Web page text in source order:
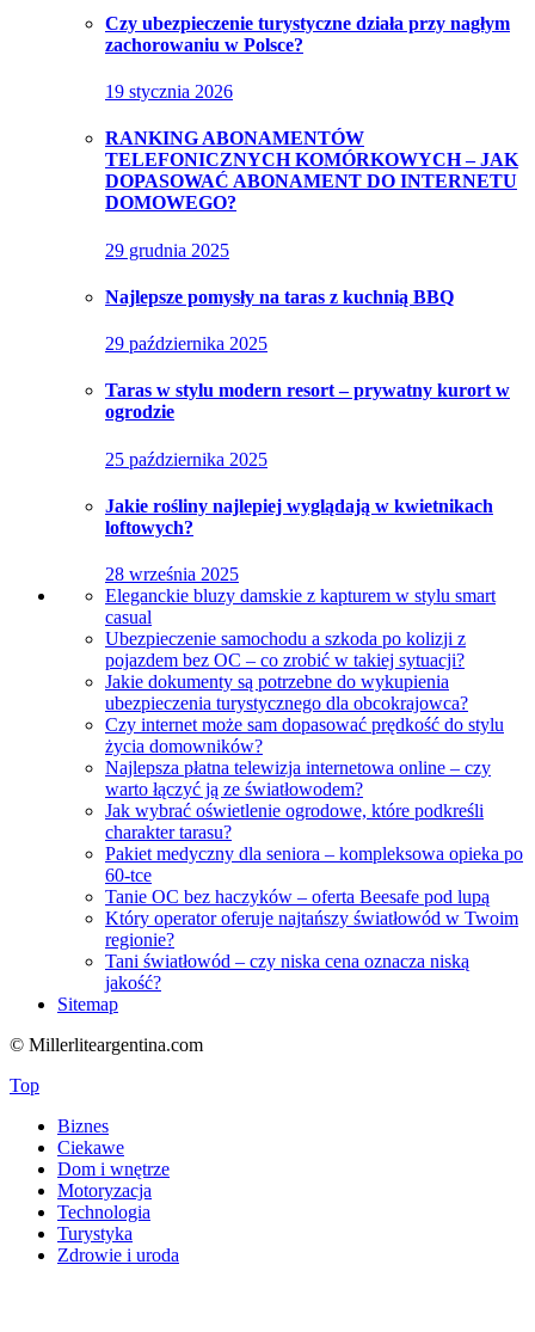
Czy ubezpieczenie turystyczne działa przy nagłym
zachorowaniu w Polsce?
19 stycznia 2026
RANKING ABONAMENTÓW
TELEFONICZNYCH KOMÓRKOWYCH – JAK
DOPASOWAĆ ABONAMENT DO INTERNETU
DOMOWEGO?
29 grudnia 2025
Najlepsze pomysły na taras z kuchnią BBQ
29 października 2025
Taras w stylu modern resort – prywatny kurort w
ogrodzie
25 października 2025
Jakie rośliny najlepiej wyglądają w kwietnikach
loftowych?
28 września 2025
Eleganckie bluzy damskie z kapturem w stylu smart
casual
Ubezpieczenie samochodu a szkoda po kolizji z
pojazdem bez OC – co zrobić w takiej sytuacji?
Jakie dokumenty są potrzebne do wykupienia
ubezpieczenia turystycznego dla obcokrajowca?
Czy internet może sam dopasować prędkość do stylu
życia domowników?
Najlepsza płatna telewizja internetowa online – czy
warto łączyć ją ze światłowodem?
Jak wybrać oświetlenie ogrodowe, które podkreśli
charakter tarasu?
Pakiet medyczny dla seniora – kompleksowa opieka po
60-tce
Tanie OC bez haczyków – oferta Beesafe pod lupą
Który operator oferuje najtańszy światłowód w Twoim
regionie?
Tani światłowód – czy niska cena oznacza niską
jakość?
Sitemap
© Millerliteargentina.com
Top
Biznes
Ciekawe
Dom i wnętrze
Motoryzacja
Technologia
Turystyka
Zdrowie i uroda